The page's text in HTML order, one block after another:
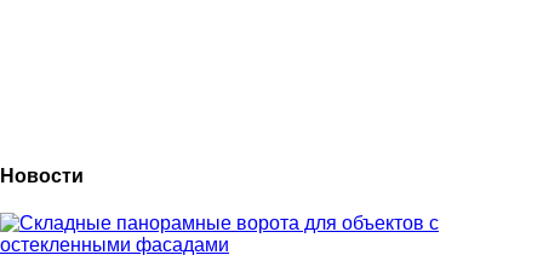
Новости